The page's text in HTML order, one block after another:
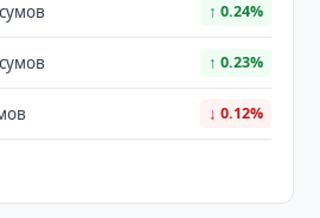
↑ 0.24%
↑ 0.23%
↓ 0.12%